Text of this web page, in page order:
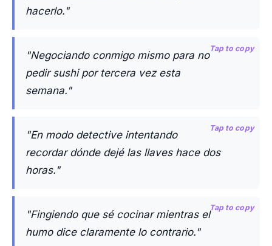
hacerlo."
"Negociando conmigo mismo para no
pedir sushi por tercera vez esta
semana."
Tap to copy
"En modo detective intentando
recordar dónde dejé las llaves hace dos
horas."
Tap to copy
"Fingiendo que sé cocinar mientras el
humo dice claramente lo contrario."
Tap to copy